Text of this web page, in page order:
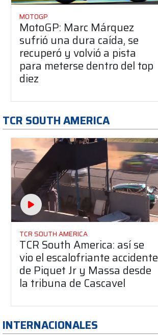
MOTOGP
MotoGP: Marc Márquez
sufrió una dura caída, se
recuperó y volvió a pista
para meterse dentro del top
diez
TCR SOUTH AMERICA
TCR SOUTH AMERICA
TCR South America: así se
vio el escalofriante accidente
de Piquet Jr y Massa desde
la tribuna de Cascavel
INTERNACIONALES